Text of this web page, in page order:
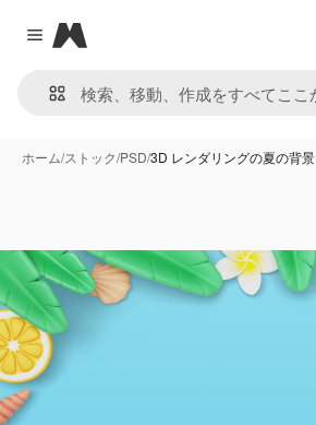
Close menu
Magnific
ホーム/ストック/PSD/3D レンダリングの夏の背景